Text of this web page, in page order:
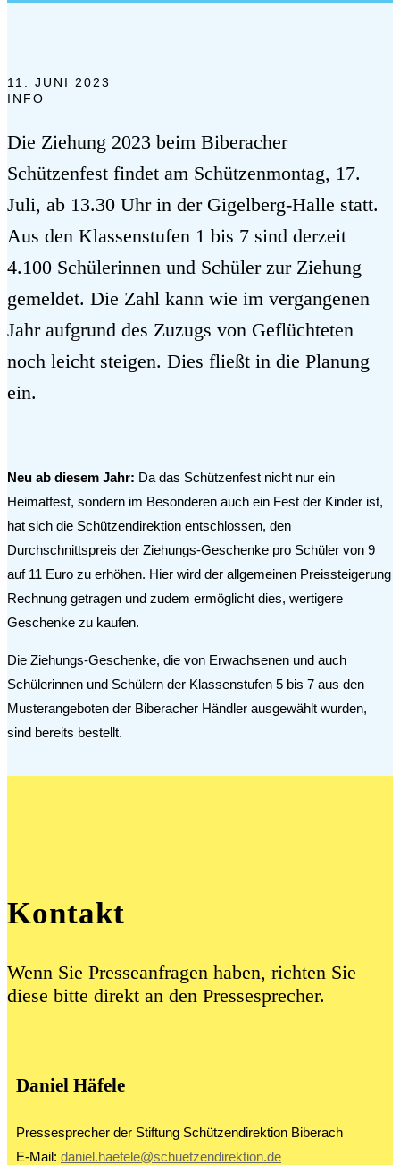
11. JUNI 2023
INFO
Die Ziehung 2023 beim Biberacher
Schützenfest findet am Schützenmontag, 17.
Juli, ab 13.30 Uhr in der Gigelberg-Halle statt.
Aus den Klassenstufen 1 bis 7 sind derzeit
4.100 Schülerinnen und Schüler zur Ziehung
gemeldet. Die Zahl kann wie im vergangenen
Jahr aufgrund des Zuzugs von Geflüchteten
noch leicht steigen. Dies fließt in die Planung
ein.
Neu ab diesem Jahr: Da das Schützenfest nicht nur ein
Heimatfest, sondern im Besonderen auch ein Fest der Kinder ist,
hat sich die Schützendirektion entschlossen, den
Durchschnittspreis der Ziehungs-Geschenke pro Schüler von 9
auf 11 Euro zu erhöhen. Hier wird der allgemeinen Preissteigerung
Rechnung getragen und zudem ermöglicht dies, wertigere
Geschenke zu kaufen.
Die Ziehungs-Geschenke, die von Erwachsenen und auch
Schülerinnen und Schülern der Klassenstufen 5 bis 7 aus den
Musterangeboten der Biberacher Händler ausgewählt wurden,
sind bereits bestellt.
Kontakt
Wenn Sie Presseanfragen haben, richten Sie
diese bitte direkt an den Pressesprecher.
Daniel Häfele
Pressesprecher der Stiftung Schützendirektion Biberach
E-Mail: daniel.haefele@schuetzendirektion.de